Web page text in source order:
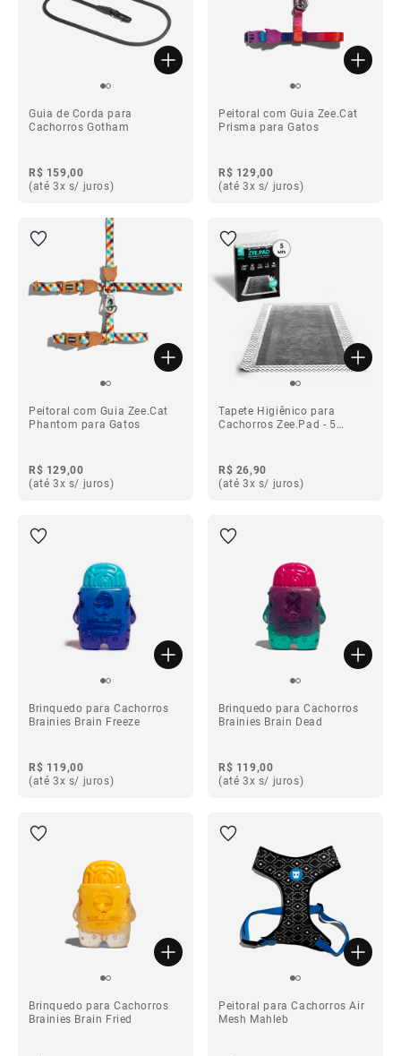
Guia de Corda para
Cachorros Gotham
R$ 159,00
(até 3x s/ juros)
Peitoral com Guia Zee.Cat
Prisma para Gatos
R$ 129,00
(até 3x s/ juros)
Peitoral com Guia Zee.Cat
Phantom para Gatos
R$ 129,00
(até 3x s/ juros)
Tapete Higiênico para
Cachorros Zee.Pad - 5
R$ 26,90
(até 3x s/ juros)
Brinquedo para Cachorros
Brainies Brain Freeze
R$ 119,00
(até 3x s/ juros)
Brinquedo para Cachorros
Brainies Brain Dead
R$ 119,00
(até 3x s/ juros)
Brinquedo para Cachorros
Brainies Brain Fried
Peitoral para Cachorros Air
Mesh Mahleb